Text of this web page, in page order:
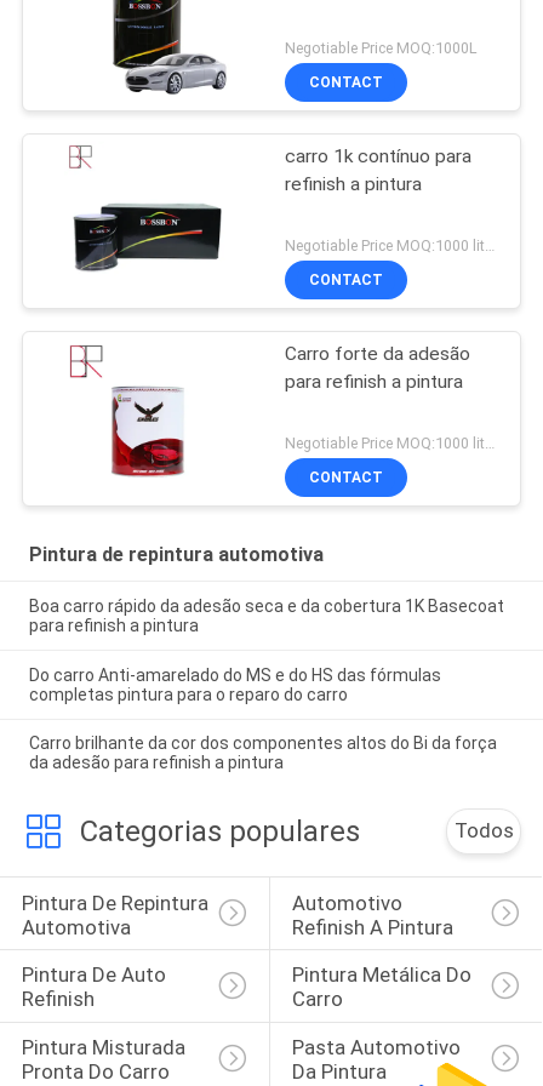
Negotiable Price MOQ:1000L
CONTACT
carro 1k contínuo para
refinish a pintura
Negotiable Price MOQ:1000 litros
CONTACT
Carro forte da adesão
para refinish a pintura
CONTACT
Pintura de repintura automotiva
Boa carro rápido da adesão seca e da cobertura 1K Basecoat
para refinish a pintura
Do carro Anti-amarelado do MS e do HS das fórmulas
completas pintura para o reparo do carro
Carro brilhante da cor dos componentes altos do Bi da força
da adesão para refinish a pintura
Categorias populares Todos
Pintura De Repintura
Automotiva
Automotivo
Refinish A Pintura
Pintura De Auto
Refinish
Pintura Metálica Do
Carro
Pintura Misturada
Pronta Do Carro
Pasta Automotivo
Da Pintura